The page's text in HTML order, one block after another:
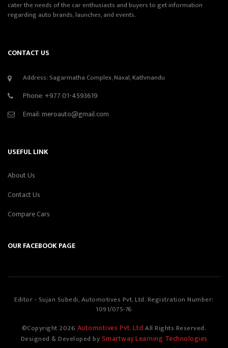
cater the needs of the car enthusiasts and buyers to get information
regarding auto brands, launches, and events.
CONTACT US
Address: Sagarmatha Complex, Naxal, Kathmandu
Phone: +977 01-4593619
Email:meroauto@gmail.com
USEFUL LINK
About Us
Contact Us
Compare Cars
OUR FACEBOOK PAGE
Editor - Sujan Subedi, Automotives Pvt. Ltd. Registration Number:
1091/075-76
©Copyright 2026 Automotives Pvt. LtdAll Rights Reserved.
Designed & Developed bySmartway Learning Technologies